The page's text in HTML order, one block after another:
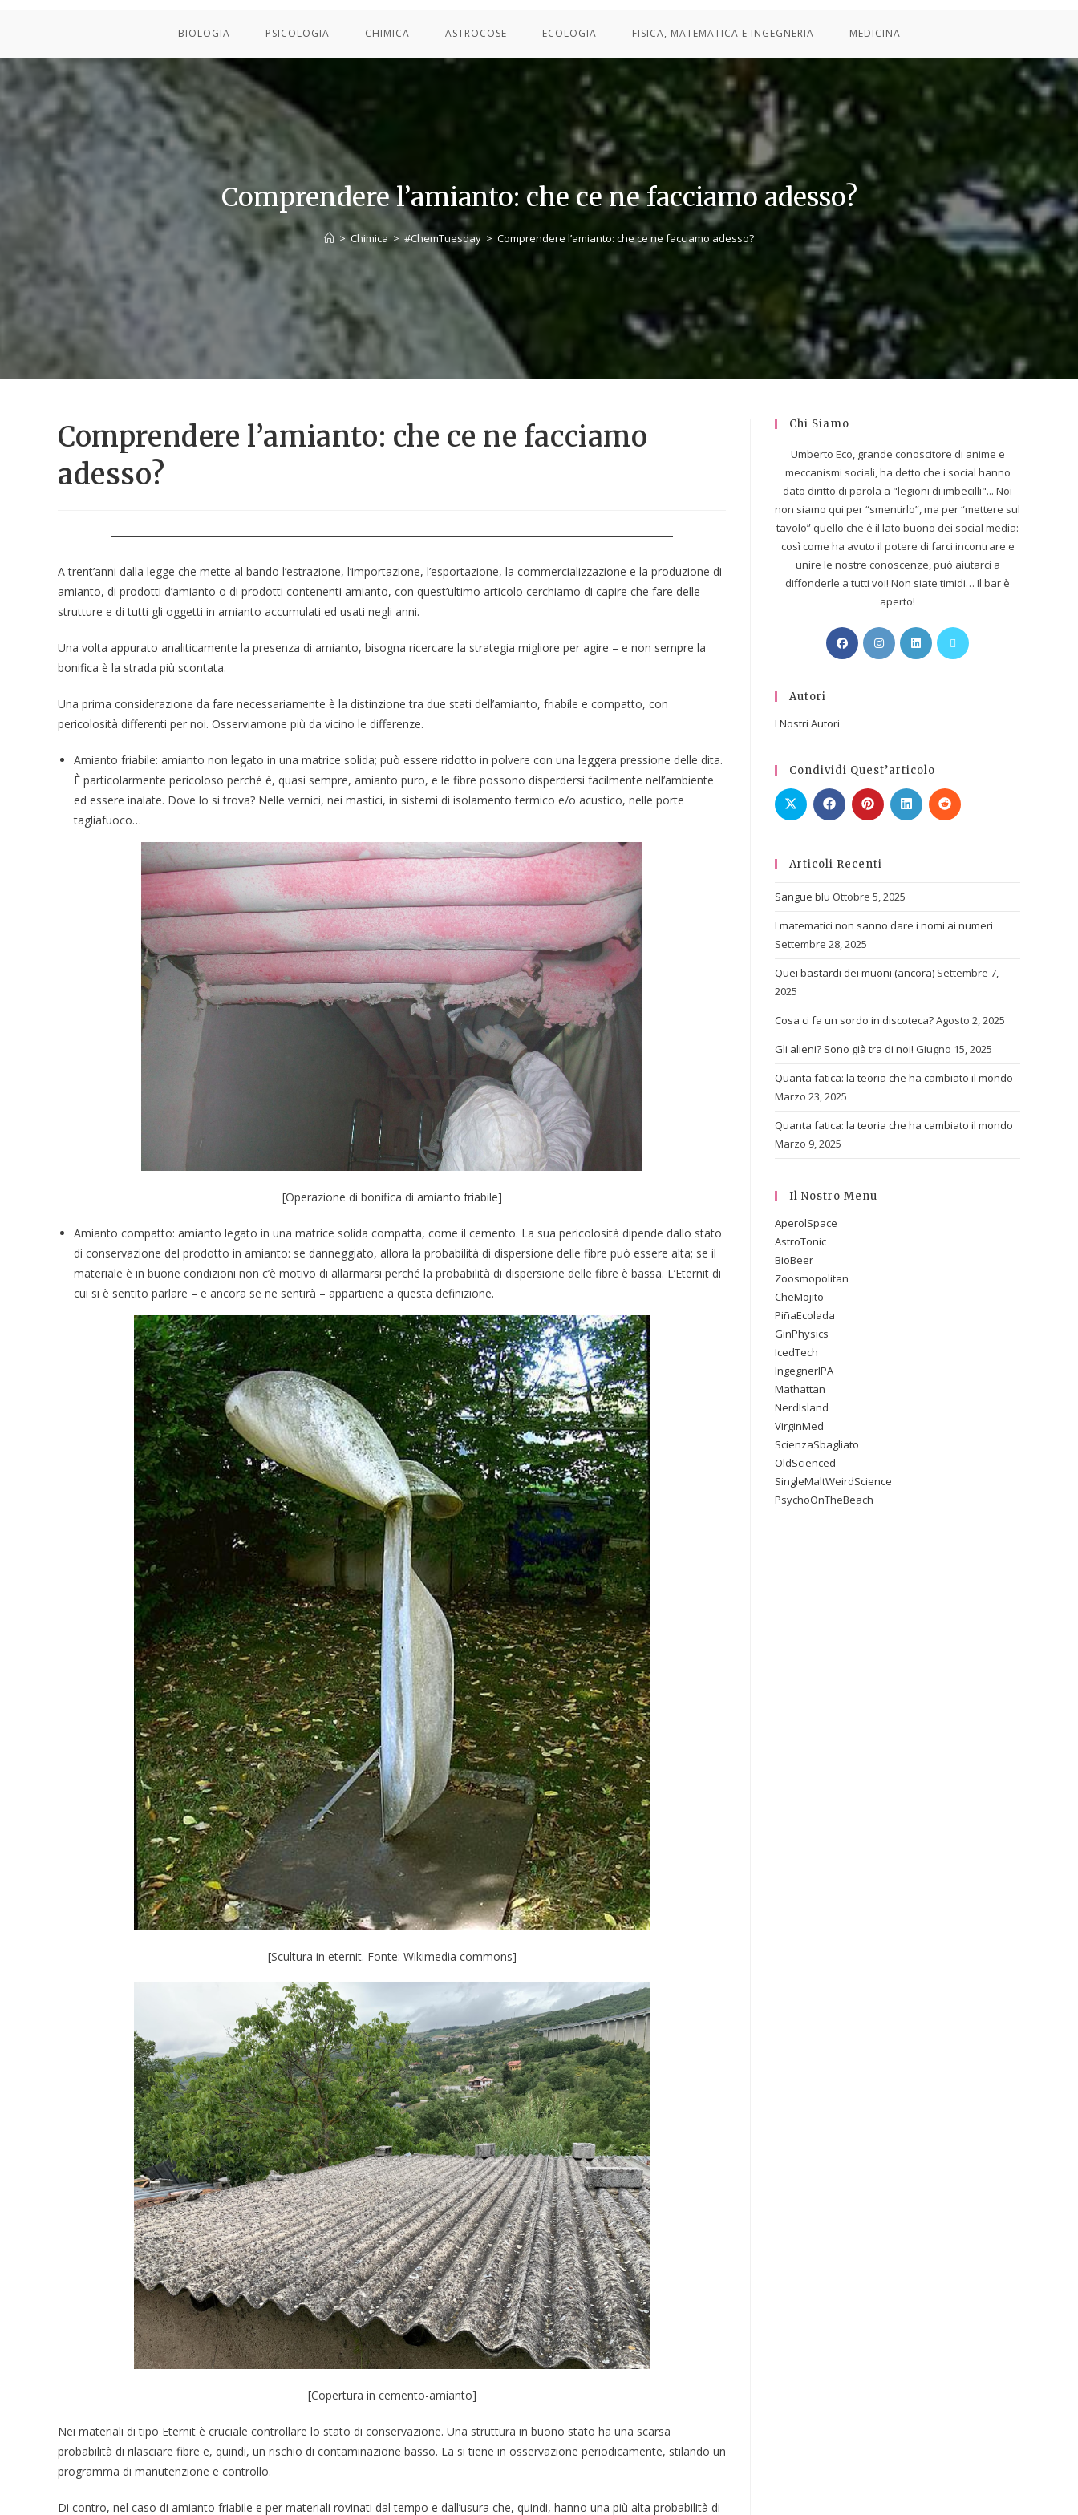
BIOLOGIA PSICOLOGIA CHIMICA ASTROCOSE ECOLOGIA FISICA, MATEMATICA E INGEGNERIA MEDICINA
Comprendere l’amianto: che ce ne facciamo adesso?
> Chimica > #ChemTuesday > Comprendere l’amianto: che ce ne facciamo adesso?
Comprendere l’amianto: che ce ne facciamo
adesso?
A trent’anni dalla legge che mette al bando l’estrazione, l’importazione, l’esportazione, la commercializzazione e la produzione di
amianto, di prodotti d’amianto o di prodotti contenenti amianto, con quest’ultimo articolo cerchiamo di capire che fare delle
strutture e di tutti gli oggetti in amianto accumulati ed usati negli anni.
Una volta appurato analiticamente la presenza di amianto, bisogna ricercare la strategia migliore per agire – e non sempre la
bonifica è la strada più scontata.
Una prima considerazione da fare necessariamente è la distinzione tra due stati dell’amianto, friabile e compatto, con
pericolosità differenti per noi. Osserviamone più da vicino le differenze.
Amianto friabile: amianto non legato in una matrice solida; può essere ridotto in polvere con una leggera pressione delle dita.
È particolarmente pericoloso perché è, quasi sempre, amianto puro, e le fibre possono disperdersi facilmente nell’ambiente
ed essere inalate. Dove lo si trova? Nelle vernici, nei mastici, in sistemi di isolamento termico e/o acustico, nelle porte
tagliafuoco…
[Operazione di bonifica di amianto friabile]
Amianto compatto: amianto legato in una matrice solida compatta, come il cemento. La sua pericolosità dipende dallo stato
di conservazione del prodotto in amianto: se danneggiato, allora la probabilità di dispersione delle fibre può essere alta; se il
materiale è in buone condizioni non c’è motivo di allarmarsi perché la probabilità di dispersione delle fibre è bassa. L’Eternit di
cui si è sentito parlare – e ancora se ne sentirà – appartiene a questa definizione.
[Scultura in eternit. Fonte: Wikimedia commons]
[Copertura in cemento-amianto]
Nei materiali di tipo Eternit è cruciale controllare lo stato di conservazione. Una struttura in buono stato ha una scarsa
probabilità di rilasciare fibre e, quindi, un rischio di contaminazione basso. La si tiene in osservazione periodicamente, stilando un
programma di manutenzione e controllo.
Di contro, nel caso di amianto friabile e per materiali rovinati dal tempo e dall’usura che, quindi, hanno una più alta probabilità di
Chi Siamo
Umberto Eco, grande conoscitore di anime e
meccanismi sociali, ha detto che i social hanno
dato diritto di parola a "legioni di imbecilli"... Noi
non siamo qui per “smentirlo”, ma per “mettere sul
tavolo” quello che è il lato buono dei social media:
così come ha avuto il potere di farci incontrare e
unire le nostre conoscenze, può aiutarci a
diffonderle a tutti voi! Non siate timidi… Il bar è
aperto!
Autori
I Nostri Autori
Condividi Quest’articolo
Articoli Recenti
Sangue blu Ottobre 5, 2025
I matematici non sanno dare i nomi ai numeri
Settembre 28, 2025
Quei bastardi dei muoni (ancora) Settembre 7,
2025
Cosa ci fa un sordo in discoteca?Agosto 2, 2025
Gli alieni? Sono già tra di noi! Giugno 15, 2025
Quanta fatica: la teoria che ha cambiato il mondo
Marzo 23, 2025
Quanta fatica: la teoria che ha cambiato il mondo
Marzo 9, 2025
Il Nostro Menu
AperolSpace
AstroTonic
BioBeer
Zoosmopolitan
CheMojito
PiñaEcolada
GinPhysics
IcedTech
IngegnerIPA
Mathattan
NerdIsland
VirginMed
ScienzaSbagliato
OldScienced
SingleMaltWeirdScience
PsychoOnTheBeach